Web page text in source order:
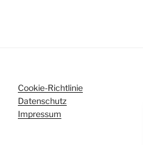
Cookie-Richtlinie
Datenschutz
Impressum